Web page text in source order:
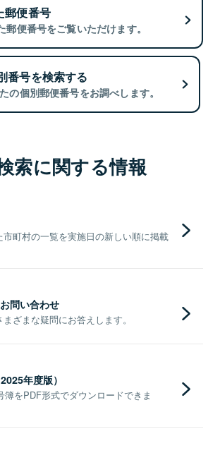
郵便番号
郵便番号をご覧いただけます。
番号を検索する
の個別郵便番号をお調べします。
索に関する情報
町村の一覧を実施日の新しい順に掲載
問い合わせ
ざまな疑問にお答えします。
年度版）
簿をPDF形式でダウンロードできま